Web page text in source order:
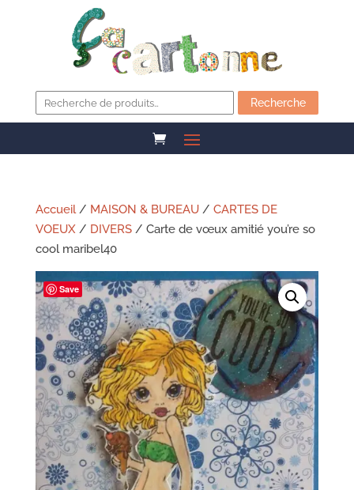
pour :
Recherche
Accueil/ MAISON & BUREAU/ CARTES DE
VOEUX/ DIVERS/ Carte de vœux amitié you’re so
cool maribel40
Save